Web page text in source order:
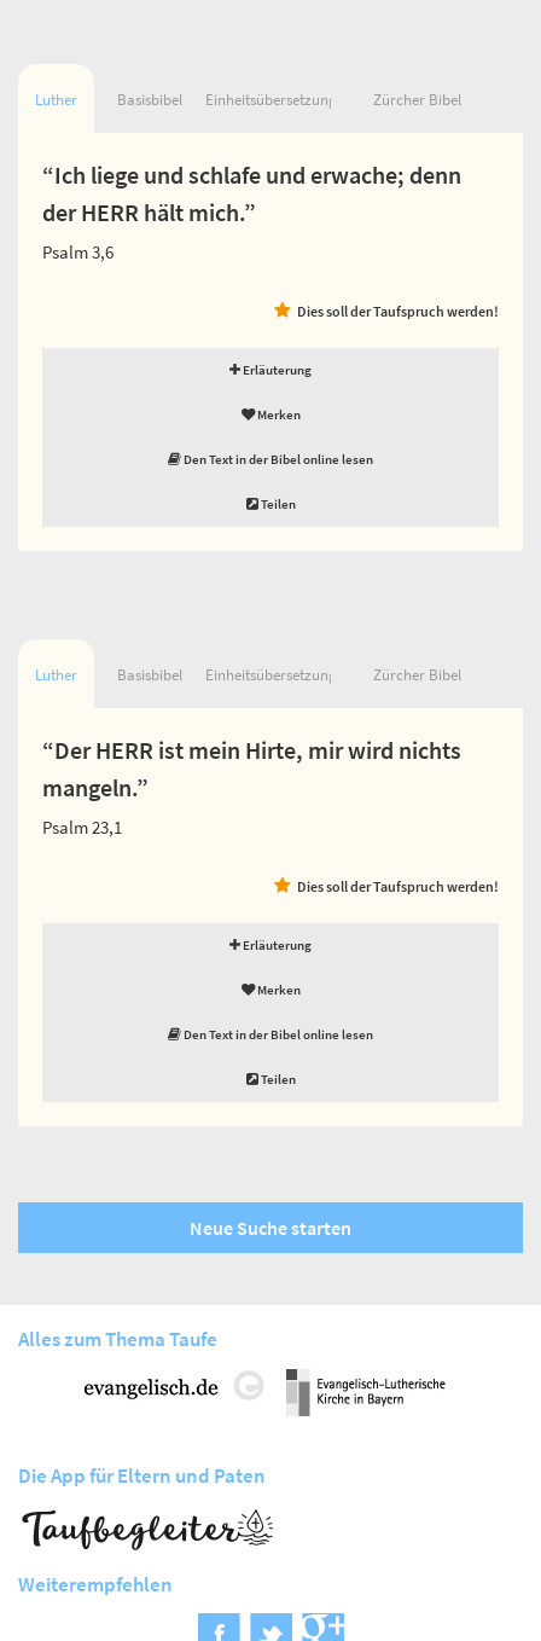
Luther Basisbibel Einheitsübersetzung Zürcher Bibel
“Ich liege und schlafe und erwache; denn
der HERR hält mich.”
Psalm 3,6
Dies soll der Taufspruch werden!
Erläuterung
Merken
Den Text in der Bibel online lesen
Teilen
Luther Basisbibel Einheitsübersetzung Zürcher Bibel
“Der HERR ist mein Hirte, mir wird nichts
mangeln.”
Psalm 23,1
Dies soll der Taufspruch werden!
Erläuterung
Merken
Den Text in der Bibel online lesen
Teilen
Neue Suche starten
Alles zum Thema Taufe
Die App für Eltern und Paten
Weiterempfehlen